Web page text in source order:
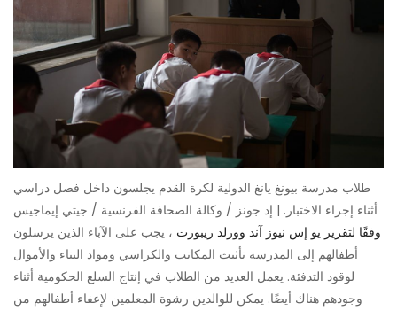
طلاب مدرسة بيونغ يانغ الدولية لكرة القدم يجلسون داخل فصل دراسي
أثناء إجراء الاختبار. | إد جونز / وكالة الصحافة الفرنسية / جيتي إيماجيس
وفقًا لتقرير يو إس نيوز آند وورلد ريبورت ، يجب على الآباء الذين يرسلون
أطفالهم إلى المدرسة تأثيث المكاتب والكراسي ومواد البناء والأموال
لوقود التدفئة. يعمل العديد من الطلاب في إنتاج السلع الحكومية أثناء
وجودهم هناك أيضًا. يمكن للوالدين رشوة المعلمين لإعفاء أطفالهم من